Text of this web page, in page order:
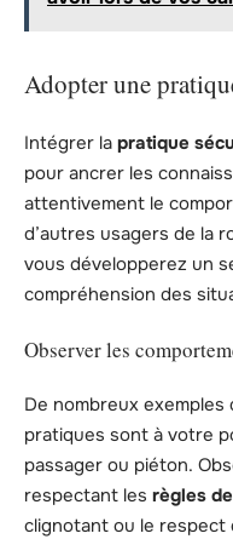
Adopter une
Intégrer la pratique
pour ancrer les
attentivement le
d’autres usagers de la
vous développerez un
compréhension des
Observer les
De nombreux
pratiques sont à votre
passager ou piéton.
respectant les règles
clignotant ou le respect